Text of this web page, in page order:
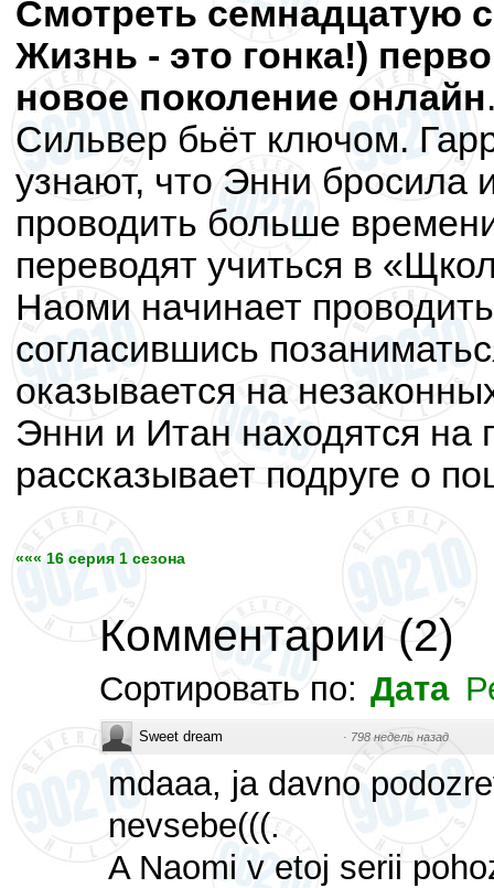
Смотреть семнадцатую
Жизнь - это гонка!)
новое поколение онлайн
Сильвер бьёт ключом.
узнают, что Энни бросила
проводить больше
переводят учиться в
Наоми начинает
согласившись
оказывается на
Энни и Итан находятся на
рассказывает подруге о
««« 16 серия 1 сезона
Комментарии (2)
Сортировать по: Дата
Sweet dream · 798 недель назад
mdaaa, ja davno
nevsebe(((.
A Naomi v etoj serii